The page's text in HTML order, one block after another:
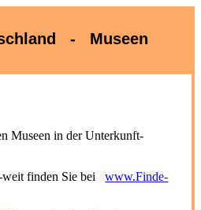
- Museen
Museen in der Unterkunft-
weit finden Sie beiwww.Finde-